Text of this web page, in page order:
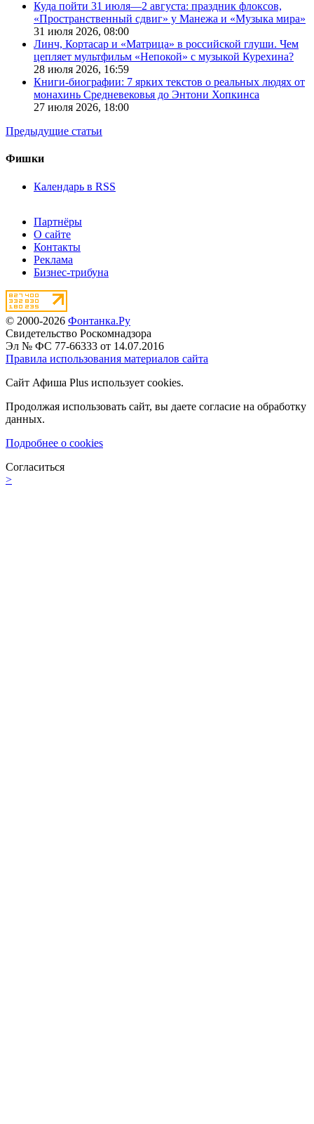
Куда пойти 31 июля—2 августа: праздник флоксов,
«Пространственный сдвиг» у Манежа и «Музыка мира»
31 июля 2026, 08:00
Линч, Кортасар и «Матрица» в российской глуши. Чем
цепляет мультфильм «Непокой» с музыкой Курехина?
28 июля 2026, 16:59
Книги-биографии: 7 ярких текстов о реальных людях от
монахинь Средневековья до Энтони Хопкинса
27 июля 2026, 18:00
Предыдущие статьи
Фишки
Календарь в RSS
Партнёры
О сайте
Контакты
Реклама
Бизнес-трибуна
© 2000-2026 Фонтанка.Ру
Свидетельство Роскомнадзора
Эл № ФС 77-66333 от 14.07.2016
Правила использования материалов сайта
Сайт Афиша Plus использует cookies.
Продолжая использовать сайт, вы даете согласие на обработку
данных.
Подробнее о cookies
Согласиться
>